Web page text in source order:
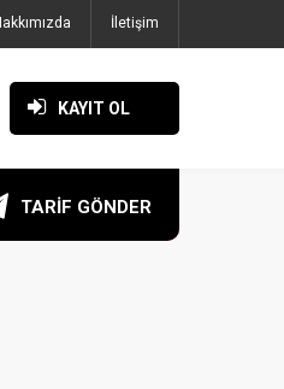
İletişim
KAYIT OL
TARİF GÖNDER